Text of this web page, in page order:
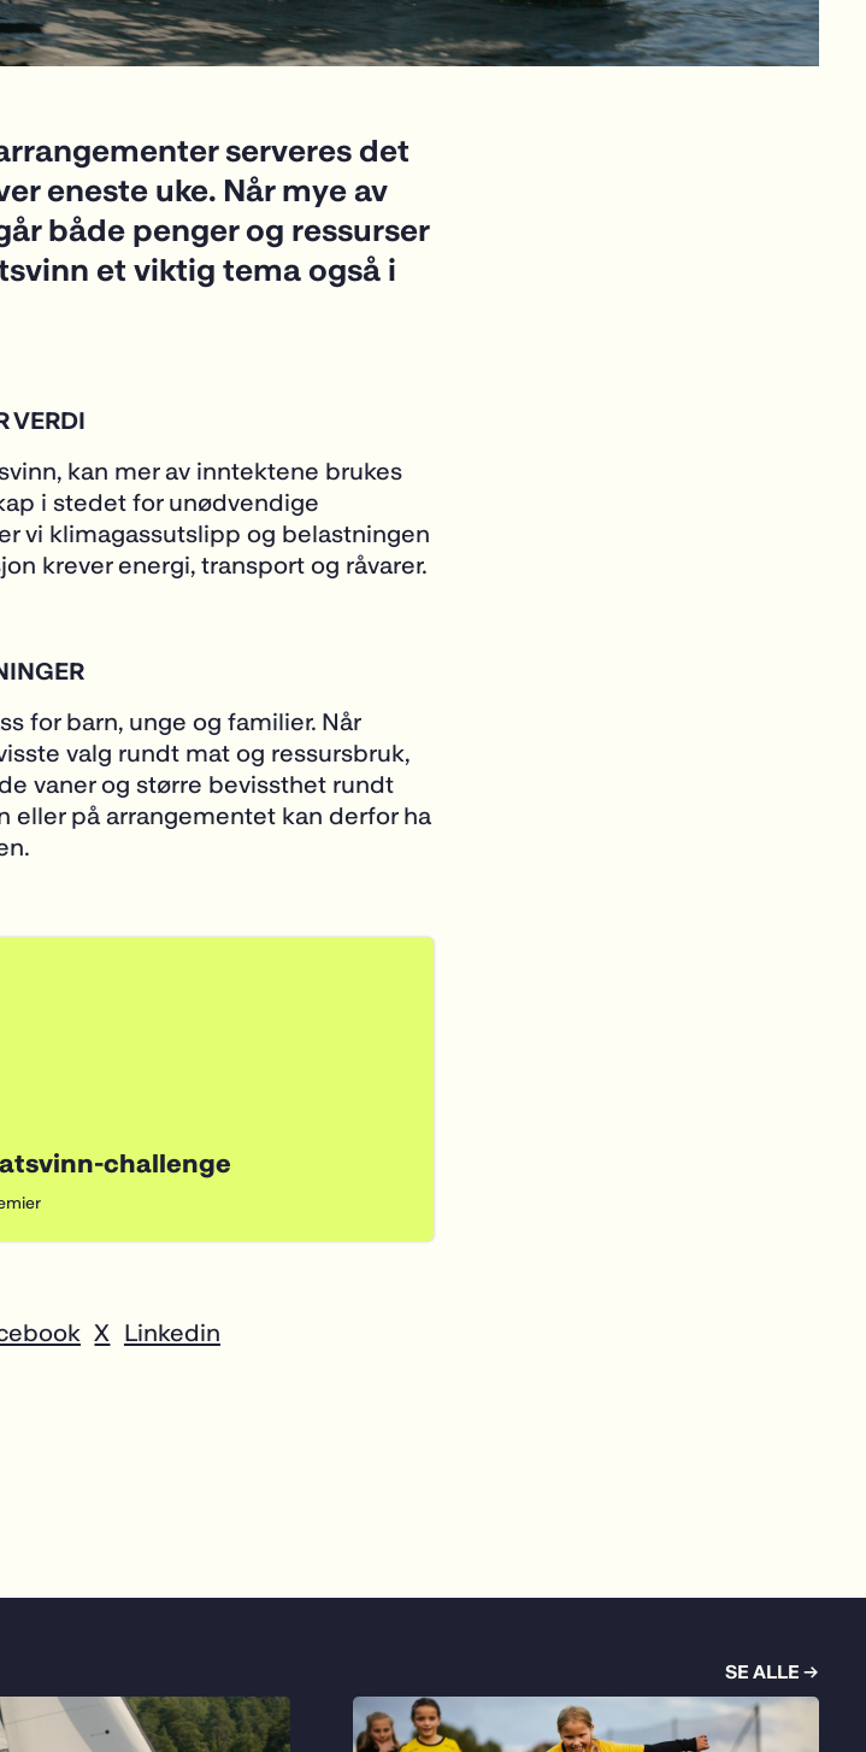
serveres det
eneste uke. Når mye av
både penger og ressurser
et viktig tema også i
VERDI
kan mer av inntektene brukes
i stedet for unødvendige
vi klimagassutslipp og belastningen
krever energi, transport og råvarer.
for barn, unge og familier. Når
valg rundt mat og ressursbruk,
vaner og større bevissthet rundt
eller på arrangementet kan derfor ha
X Linkedin
SE ALLE →